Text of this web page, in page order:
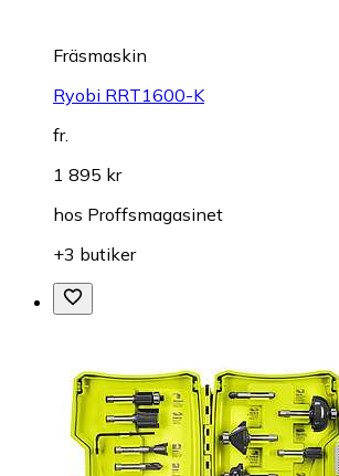
Fräsmaskin
Ryobi RRT1600-K
fr.
1 895 kr
hos Proffsmagasinet
+3 butiker